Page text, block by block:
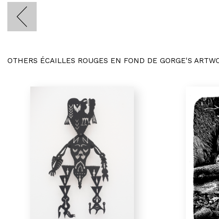
OTHERS ÉCAILLES ROUGES EN FOND DE GORGE'S